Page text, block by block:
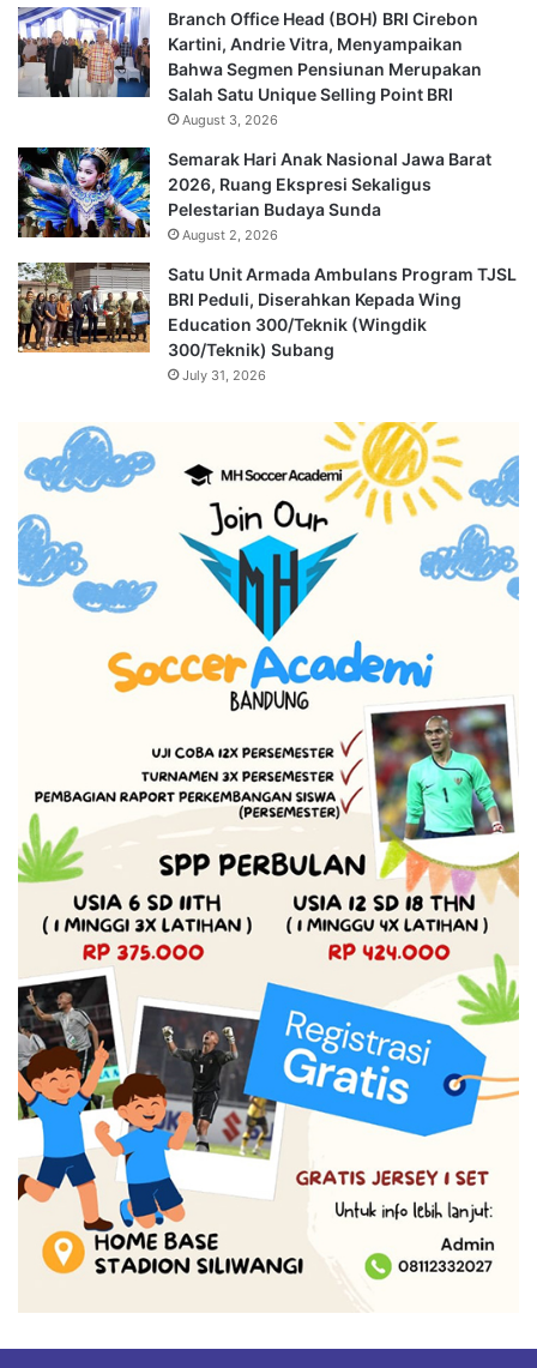
Branch Office Head (BOH) BRI Cirebon
Kartini, Andrie Vitra, Menyampaikan
Bahwa Segmen Pensiunan Merupakan
Salah Satu Unique Selling Point BRI
August 3, 2026
Semarak Hari Anak Nasional Jawa Barat
2026, Ruang Ekspresi Sekaligus
Pelestarian Budaya Sunda
August 2, 2026
Satu Unit Armada Ambulans Program TJSL
BRI Peduli, Diserahkan Kepada Wing
Education 300/Teknik (Wingdik
300/Teknik) Subang
July 31, 2026